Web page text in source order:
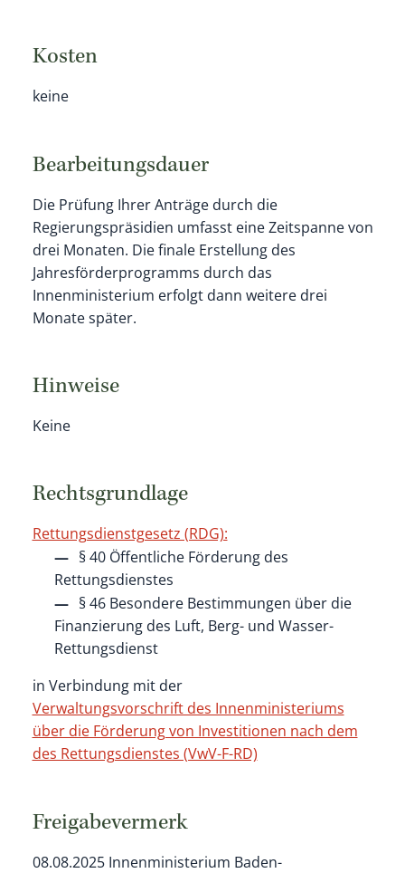
Kosten
keine
Bearbeitungsdauer
Die Prüfung Ihrer Anträge durch die
Regierungspräsidien umfasst eine Zeitspanne von
drei Monaten. Die finale Erstellung des
Jahresförderprogramms durch das
Innenministerium erfolgt dann weitere drei
Monate später.
Hinweise
Keine
Rechtsgrundlage
Rettungsdienstgesetz (RDG):
§ 40 Öffentliche Förderung des
Rettungsdienstes
§ 46 Besondere Bestimmungen über die
Finanzierung des Luft, Berg- und Wasser-
Rettungsdienst
in Verbindung mit der
Verwaltungsvorschrift des Innenministeriums
über die Förderung von Investitionen nach dem
des Rettungsdienstes (VwV-F-RD)
Freigabevermerk
08.08.2025 Innenministerium Baden-